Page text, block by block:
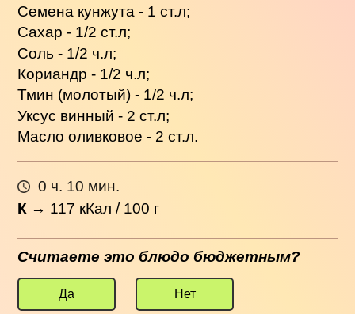
Семена кунжута - 1 ст.л;
Сахар - 1/2 ст.л;
Соль - 1/2 ч.л;
Кориандр - 1/2 ч.л;
Тмин (молотый) - 1/2 ч.л;
Уксус винный - 2 ст.л;
Масло оливковое - 2 ст.л.
0 ч. 10 мин.
К → 117 кКал / 100 г
Считаете это блюдо бюджетным?
Да Нет